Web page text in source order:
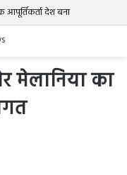
आपूर्तिकर्ता देश बना
मेलानिया का